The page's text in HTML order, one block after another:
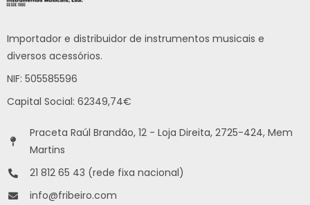
Importador e distribuidor de instrumentos musicais e
diversos acessórios.
NIF: 505585596
Capital Social: 62349,74€
Praceta Raúl Brandão, 12 - Loja Direita, 2725-424, Mem
Martins
21 812 65 43 (rede fixa nacional)
info@fribeiro.com